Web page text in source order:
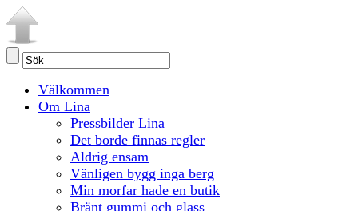
Välkommen
Om Lina
Pressbilder Lina
Det borde finnas regler
Aldrig ensam
Vänligen bygg inga berg
Min morfar hade en butik
Bränt gummi och glass